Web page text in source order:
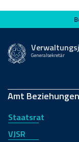
Bewerten
Generalsekretär
Amt
Staatsrat
VJSR